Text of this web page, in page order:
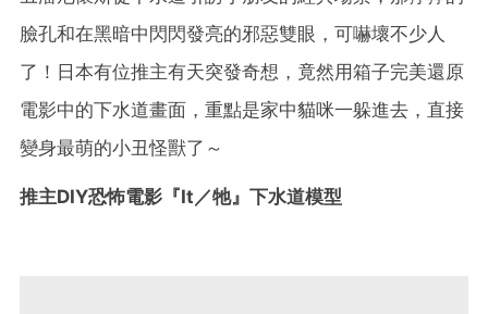
臉孔和在黑暗中閃閃發亮的邪惡雙眼，可嚇壞不少人
了！日本有位推主有天突發奇想，竟然用箱子完美還原
電影中的下水道畫面，重點是家中貓咪一躲進去，直接
變身最萌的小丑怪獸了～
推主DIY恐怖電影『It／牠』下水道模型